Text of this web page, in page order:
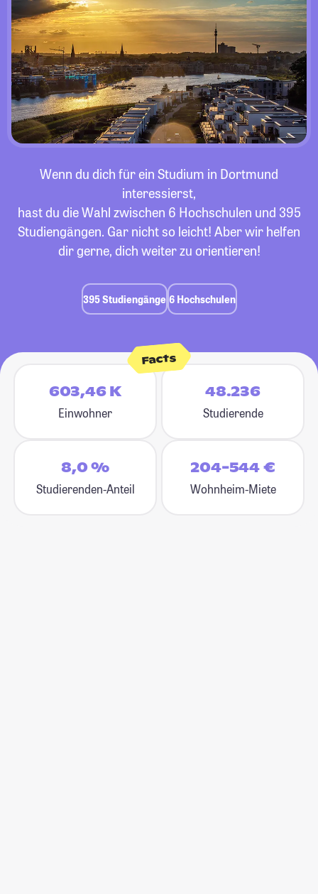
Wenn du dich für ein Studium in Dortmund
interessierst,
hast du die Wahl zwischen 6 Hochschulen und 395
Studiengängen. Gar nicht so leicht! Aber wir helfen
dir gerne, dich weiter zu orientieren!
395 Studiengänge 6 Hochschulen
Facts
603,46 K
Einwohner
48.236
Studierende
8,0 %
Studierenden-Anteil
204-544 €
Wohnheim-Miete